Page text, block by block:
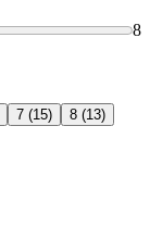
8
7 (15) 8 (13)